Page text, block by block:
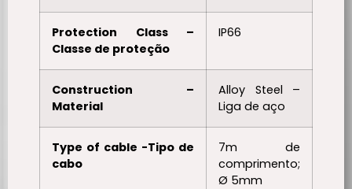
Protection Class –
Classe de proteção
IP66
Construction –
Material
Alloy Steel –
Liga de aço
Type of cable -Tipo de
cabo
7m de
comprimento;
Ø 5mm